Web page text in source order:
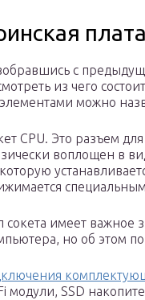
плата
с
из чего
можно
CPU. Это разъем
воплощен в
сокета имеет важное
но об этом
модули, SSD